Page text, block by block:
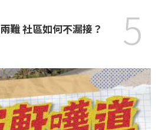
難 社區如何不漏接？ 5